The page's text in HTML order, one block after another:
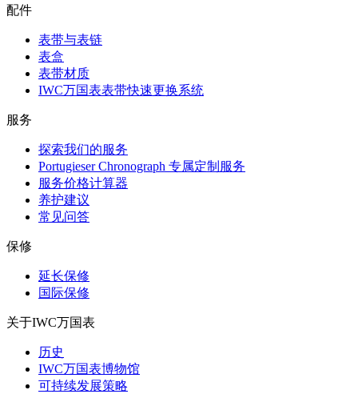
配件
表带与表链
表盒
表带材质
IWC万国表表带快速更换系统
服务
探索我们的服务
Portugieser Chronograph 专属定制服务
服务价格计算器
养护建议
常见问答
保修
延长保修
国际保修
关于IWC万国表
历史
IWC万国表博物馆
可持续发展策略